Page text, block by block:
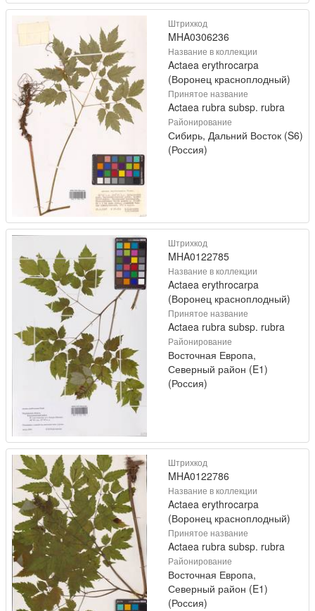
Штрихкод
MHA0306236
Название в коллекции
Actaea erythrocarpa
(Воронец красноплодный)
Принятое название
Actaea rubra subsp. rubra
Районирование
Сибирь, Дальний Восток (S6)
(Россия)
Штрихкод
MHA0122785
Название в коллекции
Actaea erythrocarpa
(Воронец красноплодный)
Принятое название
Actaea rubra subsp. rubra
Районирование
Восточная Европа,
Северный район (E1)
(Россия)
Штрихкод
MHA0122786
Название в коллекции
Actaea erythrocarpa
(Воронец красноплодный)
Принятое название
Actaea rubra subsp. rubra
Районирование
Восточная Европа,
Северный район (E1)
(Россия)